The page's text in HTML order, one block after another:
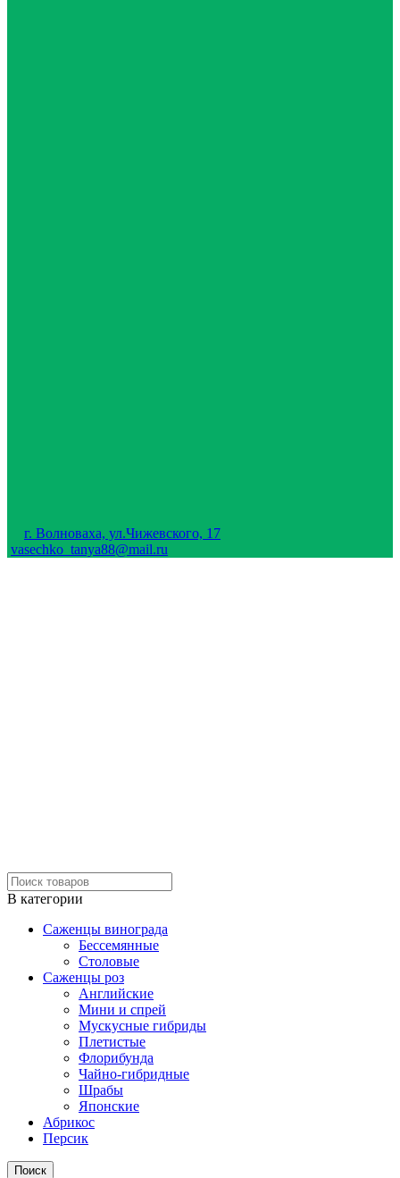
г. Волноваха, ул.Чижевского, 17
vasechko_tanya88@mail.ru
В категории
Саженцы винограда
Бессемянные
Столовые
Саженцы роз
Английские
Мини и спрей
Мускусные гибриды
Плетистые
Флорибунда
Чайно-гибридные
Шрабы
Японские
Абрикос
Персик
Поиск